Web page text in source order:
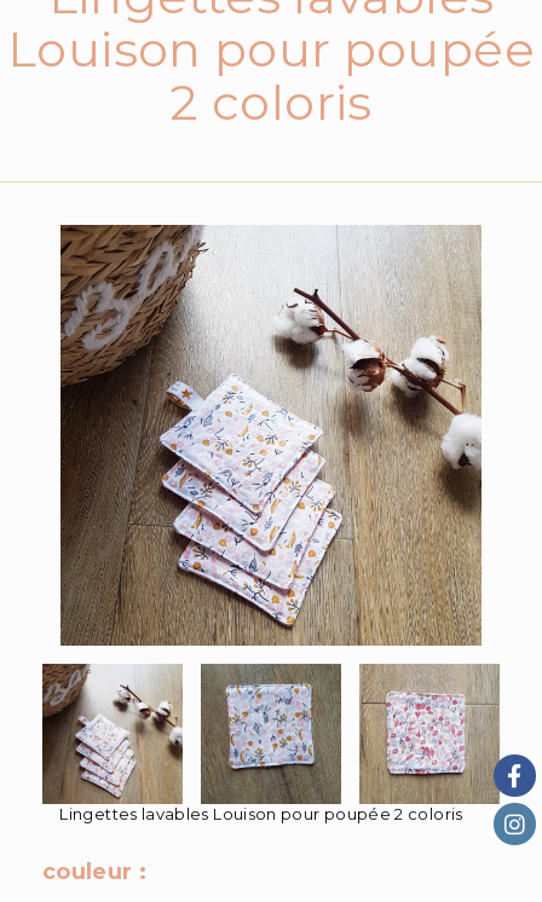
Louison pour poupée
2 coloris
Lingettes lavables Louison pour poupée 2 coloris
couleur :